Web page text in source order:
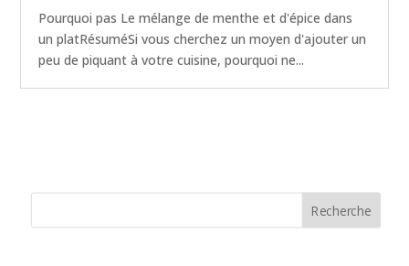
Pourquoi pas Le mélange de menthe et d'épice dans
un platRésuméSi vous cherchez un moyen d'ajouter un
peu de piquant à votre cuisine, pourquoi ne...
Recherche